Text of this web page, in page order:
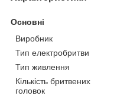
Основні
Виробник
Тип електробритви
Тип живлення
Кількість бритвених
головок